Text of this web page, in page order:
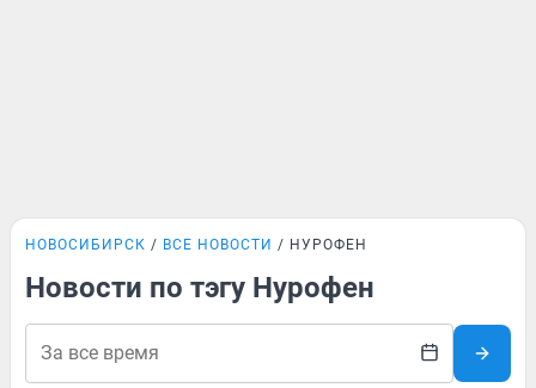
НОВОСИБИРСК ВСЕ НОВОСТИ НУРОФЕН
Новости по тэгу Нурофен